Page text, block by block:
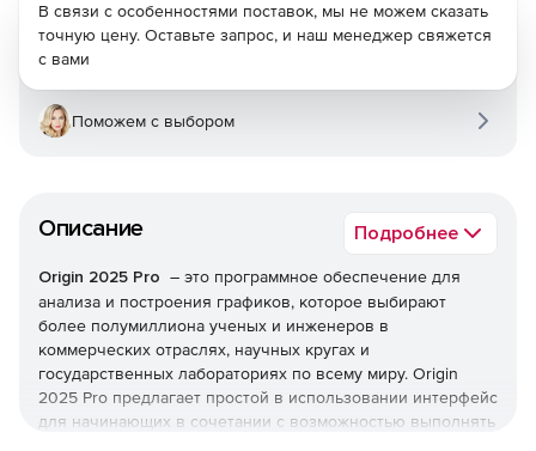
Описание Подробнее
Origin 2025 Pro – это программное обеспечение для
анализа и построения графиков, которое выбирают
более полумиллиона ученых и инженеров в
коммерческих отраслях, научных кругах и
государственных лабораториях по всему миру. Origin
2025 Pro предлагает простой в использовании интерфейс
для начинающих в сочетании с возможностью выполнять
В связи с особенностями поставок, мы не можем сказать
точную цену. Оставьте запрос, и наш менеджер свяжется
с вами
Поможем с выбором